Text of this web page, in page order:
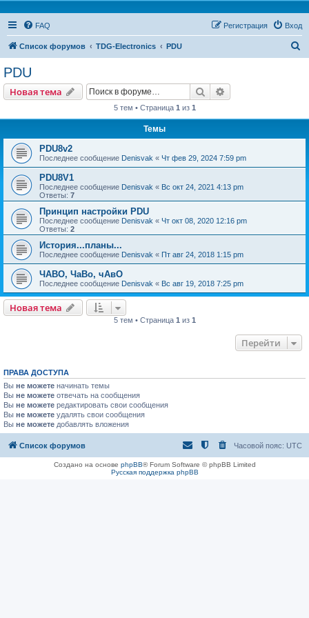
FAQ Вход
Регистрация
Список форумов TDG-Electronics PDU
PDU
Новая тема Поиск
5 тем • Страница 1 из 1
Темы
PDU8v2
Последнее сообщение Denisvak « Чт фев 29, 2024 7:59 pm
PDU8V1
Последнее сообщение Denisvak « Вс окт 24, 2021 4:13 pm
Ответы: 7
Принцип настройки PDU
Последнее сообщение Denisvak « Чт окт 08, 2020 12:16 pm
Ответы: 2
История...планы...
Последнее сообщение Denisvak « Пт авг 24, 2018 1:15 pm
ЧАВО, ЧаВо, чАвО
Последнее сообщение Denisvak « Вс авг 19, 2018 7:25 pm
Новая тема
5 тем • Страница 1 из 1
Перейти
ПРАВА ДОСТУПА
Вы не можете начинать темы
Вы не можете отвечать на сообщения
Вы не можете редактировать свои сообщения
Вы не можете удалять свои сообщения
Вы не можете добавлять вложения
Список форумов Часовой пояс: UTC
Создано на основе phpBB® Forum Software © phpBB Limited
Русская поддержка phpBB